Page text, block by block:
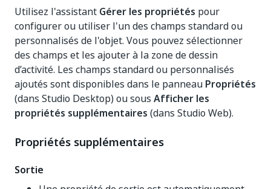
Utilisez l'assistant Gérer les propriétés pour
configurer ou utiliser l'un des champs standard ou
personnalisés de l'objet. Vous pouvez sélectionner
des champs et les ajouter à la zone de dessin
d’activité. Les champs standard ou personnalisés
ajoutés sont disponibles dans le panneau Propriétés
(dans Studio Desktop) ou sous Afficher les
propriétés supplémentaires (dans Studio Web).
Propriétés supplémentaires
Sortie